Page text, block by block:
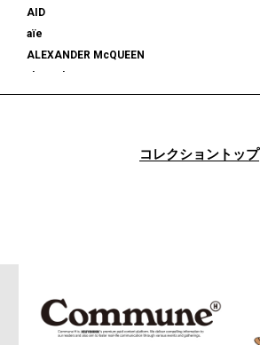
AID
aïe
ALEXANDER McQUEEN
ALMOSTBLACK
and wander
コレクショントップ